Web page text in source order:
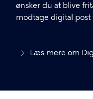
ønsker du at blive
modtage digital
Læs mere om